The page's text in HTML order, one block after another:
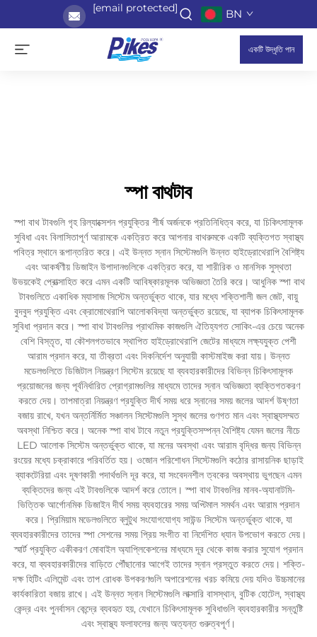
[email protected] BN
একটি উদ্ধৃতি পান
স্পা বাথটাব
স্পা বাথ টাবগুলি গৃহ রিল্যাক্সেশন প্রযুক্তির শীর্ষ অর্জনকে প্রতিনিধিত্ব করে, যা চিকিৎসামূলক
সুবিধা এবং বিলাসিতাপূর্ণ আরামকে একত্রিত করে আপনার বাথরুমকে একটি ব্যক্তিগত স্বাস্থ্য
পবিত্র স্থানে রূপান্তরিত করে। এই উন্নত স্নান সিস্টেমগুলি উন্নত হাইড্রোথেরাপি বৈশিষ্ট্য
এবং আকর্ষণীয় ডিজাইন উপাদানগুলিকে একত্রিত করে, যা শারীরিক ও মানসিক সুস্থতা
উভয়কেই প্রোত্সাহিত করে এমন একটি আবিষ্কারমূলক অভিজ্ঞতা তৈরি করে। আধুনিক স্পা বাথ
টাবগুলিতে একাধিক ম্যাসাজ সিস্টেম অন্তর্ভুক্ত থাকে, যার মধ্যে শক্তিশালী জল জেট, বায়ু
বুদবুদ প্রযুক্তি এবং ক্রোমোথেরাপি আলোকবিদ্যা অন্তর্ভুক্ত রয়েছে, যা ব্যাপক চিকিৎসামূলক
সুবিধা প্রদান করে। স্পা বাথ টাবগুলির প্রাথমিক কাজগুলি ঐতিহ্যগত সোকিং-এর চেয়ে অনেক
বেশি বিস্তৃত, যা কৌশলগতভাবে স্থাপিত হাইড্রোথেরাপি জেটের মাধ্যমে লক্ষ্যযুক্ত পেশী
আরাম প্রদান করে, যা তীব্রতা এবং দিকনির্দেশ অনুযায়ী কাস্টমাইজ করা যায়। উন্নত
মডেলগুলিতে ডিজিটাল নিয়ন্ত্রণ সিস্টেম রয়েছে যা ব্যবহারকারীদের বিভিন্ন চিকিৎসামূলক
প্রয়োজনের জন্য পূর্বনির্ধারিত প্রোগ্রামগুলির মাধ্যমে তাদের স্নান অভিজ্ঞতা ব্যক্তিগতকরণ
করতে দেয়। তাপমাত্রা নিয়ন্ত্রণ প্রযুক্তি দীর্ঘ সময় ধরে স্নানের সময় জলের আদর্শ উষ্ণতা
বজায় রাখে, যখন অন্তর্নির্মিত সঞ্চালন সিস্টেমগুলি সুস্থ জলের গুণগত মান এবং স্বাস্থ্যসম্মত
অবস্থা নিশ্চিত করে। অনেক স্পা বাথ টাবে নতুন প্রযুক্তিসম্পন্ন বৈশিষ্ট্য যেমন জলের নীচে
LED আলোক সিস্টেম অন্তর্ভুক্ত থাকে, যা মনের অবস্থা এবং আরাম বৃদ্ধির জন্য বিভিন্ন
রংয়ের মধ্যে চক্রাকারে পরিবর্তিত হয়। ওজোন পরিশোধন সিস্টেমগুলি কঠোর রাসায়নিক ছাড়াই
ব্যাকটেরিয়া এবং দূষণকারী পদার্থগুলি দূর করে, যা সংবেদনশীল ত্বকের অবস্থায় ভুগছেন এমন
ব্যক্তিদের জন্য এই টাবগুলিকে আদর্শ করে তোলে। স্পা বাথ টাবগুলির মানব-অ্যানাটমি-
ভিত্তিক আর্গোনমিক ডিজাইন দীর্ঘ সময় ব্যবহারের সময় অপ্টিমাল সমর্থন এবং আরাম প্রদান
করে। প্রিমিয়াম মডেলগুলিতে ব্লুটুথ সংযোগযোগ্য সাউন্ড সিস্টেম অন্তর্ভুক্ত থাকে, যা
ব্যবহারকারীদের তাদের স্পা সেশনের সময় প্রিয় সংগীত বা নির্দেশিত ধ্যান উপভোগ করতে দেয়।
স্মার্ট প্রযুক্তি একীকরণ মোবাইল অ্যাপ্লিকেশনের মাধ্যমে দূর থেকে কাজ করার সুযোগ প্রদান
করে, যা ব্যবহারকারীদের বাড়িতে পৌঁছানোর আগেই তাদের স্নান প্রস্তুত করতে দেয়। শক্তি-
দক্ষ হিটিং এলিমেন্ট এবং তাপ রোধক উপকরণগুলি অপারেশনের খরচ কমিয়ে দেয় যদিও উচ্চমানের
কার্যকারিতা বজায় রাখে। এই উন্নত স্নান সিস্টেমগুলি লাক্সারি বাসস্থান, বুটিক হোটেল, স্বাস্থ্য
কেন্দ্র এবং পুনর্বাসন কেন্দ্রে ব্যবহৃত হয়, যেখানে চিকিৎসামূলক সুবিধাগুলি ব্যবহারকারীর সন্তুষ্টি
এবং স্বাস্থ্য ফলাফলের জন্য অত্যন্ত গুরুত্বপূর্ণ।